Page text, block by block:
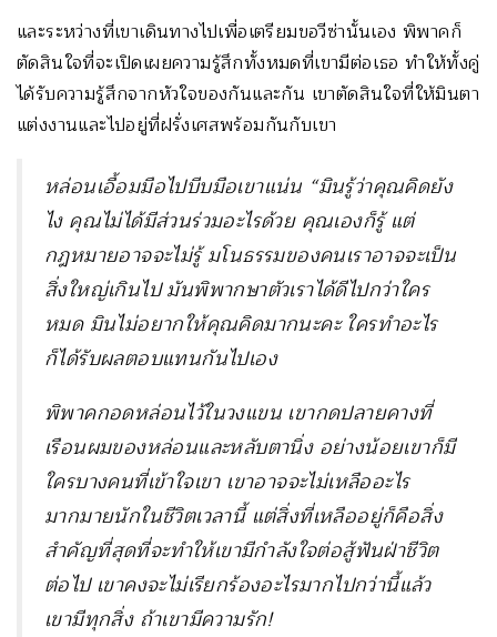
และระหว่างที่เขาเดินทางไปเพื่อเตรียมขอวีซ่านั้นเอง พิพาคก็
ตัดสินใจที่จะเปิดเผยความรู้สึกทั้งหมดที่เขามีต่อเธอ ทำให้ทั้งคู่
ได้รับความรู้สึกจากหัวใจของกันและกัน เขาตัดสินใจที่ให้มินตา
แต่งงานและไปอยู่ที่ฝรั่งเศสพร้อมกันกับเขา
หล่อนเอื้อมมือไปบีบมือเขาแน่น “มินรู้ว่าคุณคิดยัง
ไง คุณไม่ได้มีส่วนร่วมอะไรด้วย คุณเองก็รู้ แต่
กฎหมายอาจจะไม่รู้ มโนธรรมของคนเราอาจจะเป็น
สิ่งใหญ่เกินไป มันพิพากษาตัวเราได้ดีไปกว่าใคร
หมด มินไม่อยากให้คุณคิดมากนะคะ ใครทำอะไร
ก็ได้รับผลตอบแทนกันไปเอง
พิพาคกอดหล่อนไว้ในวงแขน เขากดปลายคางที่
เรือนผมของหล่อนและหลับตานิ่ง อย่างน้อยเขาก็มี
ใครบางคนที่เข้าใจเขา เขาอาจจะไม่เหลืออะไร
มากมายนักในชีวิตเวลานี้ แต่สิ่งที่เหลืออยู่ก็คือสิ่ง
สำคัญที่สุดที่จะทำให้เขามีกำลังใจต่อสู้ฟันฝ่าชีวิต
ต่อไป เขาคงจะไม่เรียกร้องอะไรมากไปกว่านี้แล้ว
เขามีทุกสิ่ง ถ้าเขามีความรัก!